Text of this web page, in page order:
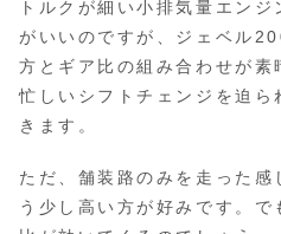
トルクが細い小排気量エン
がいいのですが、ジェベル
方とギア比の組み合わせが素
忙しいシフトチェンジを迫ら
きます。
ただ、舗装路のみを走った感
う少し高い方が好みです。